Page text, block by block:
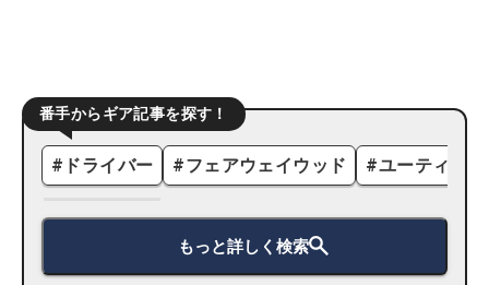
番手からギア記事を探す！
# ドライバー #フェアウェイウッド #ユーティリ
もっと詳しく検索